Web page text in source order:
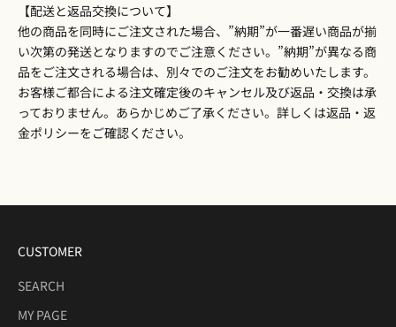
【配送と返品交換について】
他の商品を同時にご注文された場合、”納期”が一番遅い商品が揃
い次第の発送となりますのでご注意ください。”納期”が異なる商
品をご注文される場合は、別々でのご注文をお勧めいたします。
お客様ご都合による注文確定後のキャンセル及び返品・交換は承
っておりません。あらかじめご了承ください。詳しくは返品・返
金ポリシーをご確認ください。
CUSTOMER
SEARCH
MY PAGE